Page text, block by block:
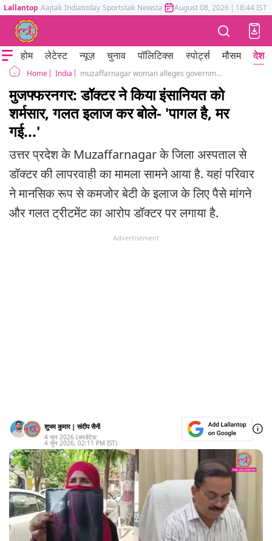
Lallantop Aajtak Indiatoday Sportstak Newstak Mumbai Tak Astrotak
August 08, 2026 | 18:44 IST
होम लेटेस्ट न्यूज़ चुनाव पॉलिटिक्स स्पोर्ट्स मौसम देश
Home India muzaffarnagar woman alleges government hospital took money and broke disabled daughter leg cmo orders probe uttar pradesh
मुजफ्फरनगर: डॉक्टर ने किया इंसानियत को
शर्मसार, गलत इलाज कर बोले- 'पागल है, मर
गई...'
उत्तर प्रदेश के Muzaffarnagar के जिला अस्पताल से
डॉक्टर की लापरवाही का मामला सामने आया है. यहां परिवार
ने मानसिक रूप से कमजोर बेटी के इलाज के लिए पैसे मांगने
और गलत ट्रीटमेंट का आरोप डॉक्टर पर लगाया है.
Advertisement
शुभम कुमार | संदीप सैनी
4 जून 2026 (अपडेटेड:
4 जून 2026, 02:11 PM IST)